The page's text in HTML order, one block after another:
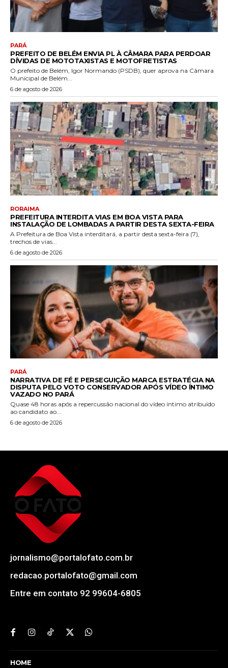
PARÁ
PREFEITO DE BELÉM ENVIA PL À CÂMARA PARA PERDOAR
DÍVIDAS DE MOTOTAXISTAS E MOTOFRETISTAS
O prefeito de Belém, Igor Normando (PSDB), quer aprova na Câmara
Municipal de Belém...
6 de agosto de 2026
RORAIMA
PREFEITURA INTERDITA VIAS EM BOA VISTA PARA
INSTALAÇÃO DE LOMBADAS A PARTIR DESTA SEXTA-FEIRA
A Prefeitura de Boa Vista interditará, a partir desta sexta-feira (7),
trechos de vias...
6 de agosto de 2026
PARÁ
NARRATIVA DE FÉ E PERSEGUIÇÃO MARCA ESTRATÉGIA NA
DISPUTA PELO VOTO CONSERVADOR APÓS VÍDEO ÍNTIMO
VAZADO NO PARÁ
Quase 48 horas após a repercussão nacional do vídeo íntimo atribuído
ao candidato ao...
6 de agosto de 2026
jornalismo@portalofato.com.br
redacao.portalofato@gmail.com
Entre em contato 92 99604-6805
HOME